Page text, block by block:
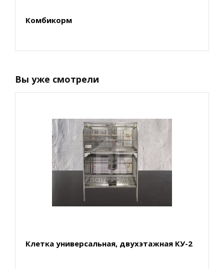
Комбикорм
Вы уже смотрели
Клетка универсальная, двухэтажная КУ-2